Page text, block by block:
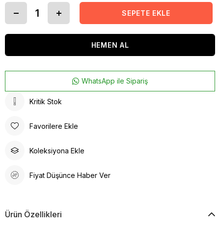
WhatsApp ile Sipariş
Kritik Stok
Favorilere Ekle
Koleksiyona Ekle
Fiyat Düşünce Haber Ver
Ürün Özellikleri